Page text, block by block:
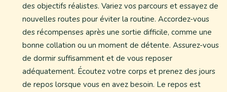
des objectifs réalistes. Variez vos parcours et essayez de
nouvelles routes pour éviter la routine. Accordez-vous
des récompenses après une sortie difficile, comme une
bonne collation ou un moment de détente. Assurez-vous
de dormir suffisamment et de vous reposer
adéquatement. Écoutez votre corps et prenez des jours
de repos lorsque vous en avez besoin. Le repos est